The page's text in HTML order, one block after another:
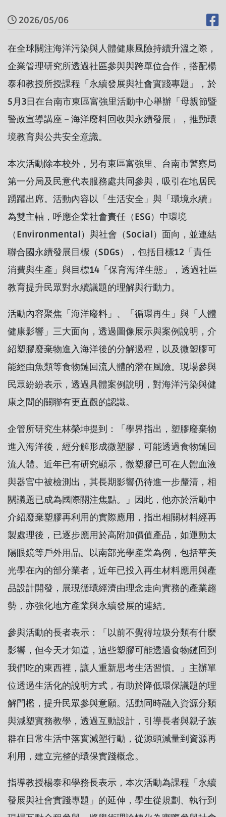
2026/05/06
在全球關注海洋污染與人體健康風險持續升溫之際，
企業管理研究所透過社區參與與跨單位合作，搭配楊
泰和教授所授課程「永續發展與社會實踐專題」，於
5月3日在台南市東區富強里活動中心舉辦「母親節暨
警政宣導講座－海洋廢料回收與永續發展」，推動環
境教育與公共安全意識。
本次活動除本校外，另有東區富強里、台南市警察局
第一分局及民意代表服務處共同參與，吸引在地居民
踴躍出席。活動內容以「生活安全」與「環境永續」
為雙主軸，呼應企業社會責任（ESG）中環境
（Environmental）與社會（Social）面向，並連結
聯合國永續發展目標（SDGs），包括目標12「責任
消費與生產」與目標14「保育海洋生態」，透過社區
教育提升民眾對永續議題的理解與行動力。
活動內容聚焦「海洋廢料」、「循環再生」與「人體
健康影響」三大面向，透過圖像展示與案例說明，介
紹塑膠廢棄物進入海洋後的分解過程，以及微塑膠可
能經由魚類等食物鏈回流人體的潛在風險。現場參與
民眾紛紛表示，透過具體案例說明，對海洋污染與健
康之間的關聯有更直觀的認識。
企管所研究生林榮坤提到：「學界指出，塑膠廢棄物
進入海洋後，經分解形成微塑膠，可能透過食物鏈回
流人體。近年已有研究顯示，微塑膠已可在人體血液
與器官中被檢測出，其長期影響仍待進一步釐清，相
關議題已成為國際關注焦點。」因此，他亦於活動中
介紹廢棄塑膠再利用的實際應用，指出相關材料經再
製處理後，已逐步應用於高附加價值產品，如運動太
陽眼鏡等戶外用品。以南部光學產業為例，包括華美
光學在內的部分業者，近年已投入再生材料應用與產
品設計開發，展現循環經濟由理念走向實務的產業趨
勢，亦強化地方產業與永續發展的連結。
參與活動的長者表示：「以前不覺得垃圾分類有什麼
影響，但今天才知道，這些塑膠可能透過食物鏈回到
我們吃的東西裡，讓人重新思考生活習慣。」主辦單
位透過生活化的說明方式，有助於降低環保議題的理
解門檻，提升民眾參與意願。活動同時融入資源分類
與減塑實務教學，透過互動設計，引導長者與親子族
群在日常生活中落實減塑行動，從源頭減量到資源再
利用，建立完整的環保實踐概念。
指導教授楊泰和學務長表示，本次活動為課程「永續
發展與社會實踐專題」的延伸，學生從規劃、執行到